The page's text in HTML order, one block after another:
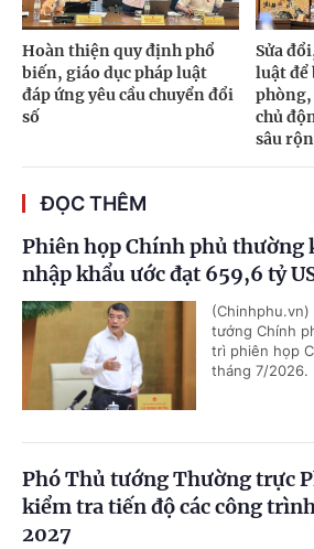
Hoàn thiện quy định phổ
biến, giáo dục pháp luật
đáp ứng yêu cầu chuyển đổi
số
Sửa
luật để
phòng,
chủ
sâu
ĐỌC THÊM
Phiên họp Chính phủ thường
nhập khẩu ước đạt 659,6 tỷ
tướng Chính
trì phiên họp
tháng 7/2026.
Phó Thủ tướng Thường trực
kiểm tra tiến độ các công
2027